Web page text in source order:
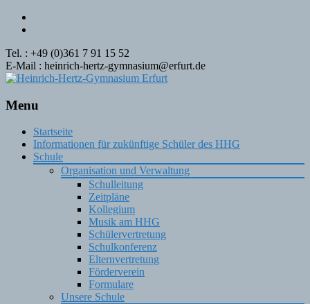
Tel. : +49 (0)361 7 91 15 52
E-Mail : heinrich-hertz-gymnasium@erfurt.de
Menu
Skip
content
Startseite
Informationen für zukünftige Schüler des HHG
Schule
Organisation und Verwaltung
Schulleitung
Zeitpläne
Kollegium
Musik am HHG
Schülervertretung
Schulkonferenz
Elternvertretung
Förderverein
Formulare
Unsere Schule